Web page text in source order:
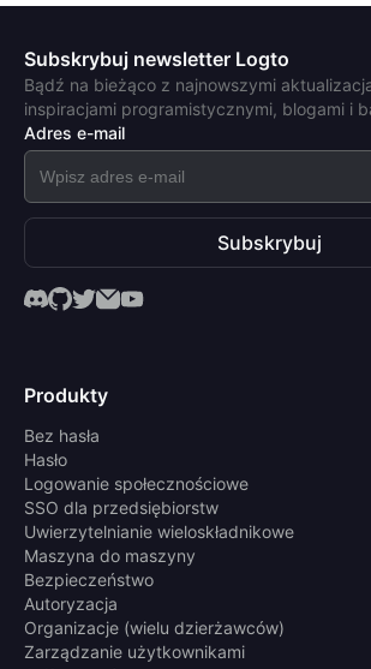
Subskrybuj newsletter Logto
Bądź na bieżąco z najnowszymi
inspiracjami programistycznymi, blogami i
Adres e-mail
Subskrybuj
Produkty
Bez hasła
Hasło
Logowanie społecznościowe
SSO dla przedsiębiorstw
Uwierzytelnianie wieloskładnikowe
Maszyna do maszyny
Bezpieczeństwo
Autoryzacja
Organizacje (wielu dzierżawców)
Zarządzanie użytkownikami